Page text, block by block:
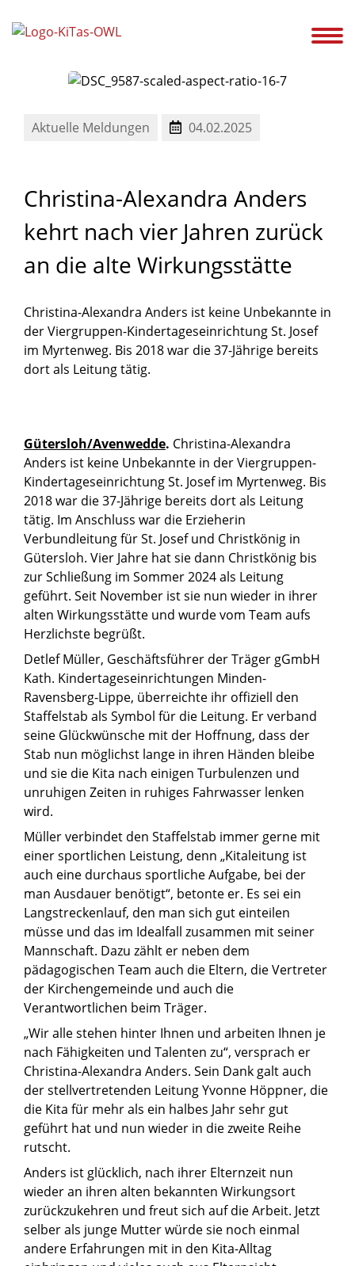
Aktuelles
Aktuelle Meldungen 04.02.2025
Christina-Alexandra Anders
kehrt nach vier Jahren zurück
an die alte Wirkungsstätte
Christina-Alexandra Anders ist keine Unbekannte in
der Viergruppen-Kindertageseinrichtung St. Josef
im Myrtenweg. Bis 2018 war die 37-Jährige bereits
dort als Leitung tätig.
Gütersloh/Avenwedde. Christina-Alexandra
Anders ist keine Unbekannte in der Viergruppen-
Kindertageseinrichtung St. Josef im Myrtenweg. Bis
2018 war die 37-Jährige bereits dort als Leitung
tätig. Im Anschluss war die Erzieherin
Verbundleitung für St. Josef und Christkönig in
Gütersloh. Vier Jahre hat sie dann Christkönig bis
zur Schließung im Sommer 2024 als Leitung
geführt. Seit November ist sie nun wieder in ihrer
alten Wirkungsstätte und wurde vom Team aufs
Herzlichste begrüßt.
Detlef Müller, Geschäftsführer der Träger gGmbH
Kath. Kindertageseinrichtungen Minden-
Ravensberg-Lippe, überreichte ihr offiziell den
Staffelstab als Symbol für die Leitung. Er verband
seine Glückwünsche mit der Hoffnung, dass der
Stab nun möglichst lange in ihren Händen bleibe
und sie die Kita nach einigen Turbulenzen und
unruhigen Zeiten in ruhiges Fahrwasser lenken
wird.
Müller verbindet den Staffelstab immer gerne mit
einer sportlichen Leistung, denn „Kitaleitung ist
auch eine durchaus sportliche Aufgabe, bei der
man Ausdauer benötigt“, betonte er. Es sei ein
Langstreckenlauf, den man sich gut einteilen
müsse und das im Idealfall zusammen mit seiner
Mannschaft. Dazu zählt er neben dem
pädagogischen Team auch die Eltern, die Vertreter
der Kirchengemeinde und auch die
Verantwortlichen beim Träger.
„Wir alle stehen hinter Ihnen und arbeiten Ihnen je
nach Fähigkeiten und Talenten zu“, versprach er
Christina-Alexandra Anders. Sein Dank galt auch
der stellvertretenden Leitung Yvonne Höppner, die
die Kita für mehr als ein halbes Jahr sehr gut
geführt hat und nun wieder in die zweite Reihe
rutscht.
Anders ist glücklich, nach ihrer Elternzeit nun
wieder an ihren alten bekannten Wirkungsort
zurückzukehren und freut sich auf die Arbeit. Jetzt
selber als junge Mutter würde sie noch einmal
andere Erfahrungen mit in den Kita-Alltag